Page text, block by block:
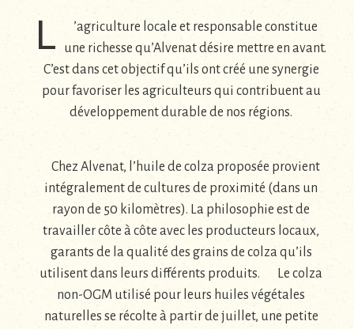
L
’agriculture locale et responsable constitue
une richesse qu’Alvenat désire mettre en avant.
C’est dans cet objectif qu’ils ont créé une synergie
pour favoriser les agriculteurs qui contribuent au
développement durable de nos régions.
Chez Alvenat, l’huile de colza proposée provient
intégralement de cultures de proximité (dans un
rayon de 50 kilomètres). La philosophie est de
travailler côte à côte avec les producteurs locaux,
garants de la qualité des grains de colza qu’ils
utilisent dans leurs différents produits. Le colza
non-OGM utilisé pour leurs huiles végétales
naturelles se récolte à partir de juillet, une petite